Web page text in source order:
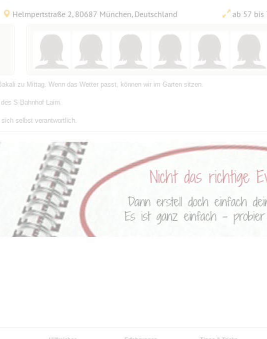
Helmpertstraße 2, 80687 München, Deutschland ab 57 bis
zu Mittag. Wenn das Wetter passt, können wir im Garten sitzen.
S-Bahnhof Laim.
selbst verantwortlich.